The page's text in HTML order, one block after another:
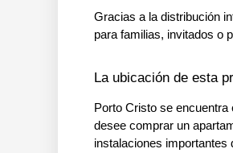
Gracias a la distribución
para familias, invitados o
La ubicación de esta
Porto Cristo se
desee comprar un
instalaciones